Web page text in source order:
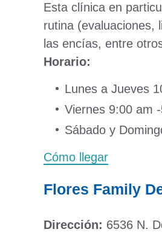
Esta clínica en
rutina (evaluaciones,
las encías, entre
Horario:
Lunes a Jueves
Viernes 9:00 am
Sábado y
Cómo llegar
Flores Family
Dirección: 6536 N.